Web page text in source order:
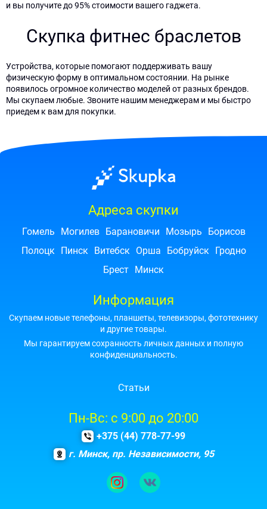
и вы получите до 95% стоимости вашего гаджета.
Скупка фитнес браслетов
Устройства, которые помогают поддерживать вашу
физическую форму в оптимальном состоянии. На рынке
появилось огромное количество моделей от разных брендов.
Мы скупаем любые. Звоните нашим менеджерам и мы быстро
приедем к вам для покупки.
Адреса скупки
Гомель Могилев Барановичи Мозырь
Борисов
Полоцк
Пинск Витебск Орша Бобруйск
Гродно
Брест Минск
Информация
Скупаем новые телефоны, планшеты, телевизоры, фототехнику
и другие товары.
Мы гарантируем сохранность личных данных и полную
конфиденциальность.
Статьи
Пн-Вс: с 9:00 до 20:00
+375 (44) 778-77-99
г. Минск, пр. Независимости, 95